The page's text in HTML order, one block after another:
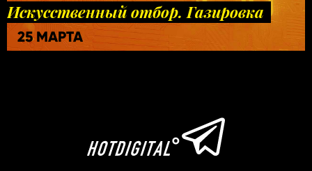
Искусственный отбор. Газировка
25 МАРТА